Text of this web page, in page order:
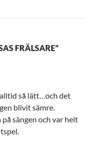
FRÄLSARE”
så lätt…och det
blivit sämre.
sängen och var helt